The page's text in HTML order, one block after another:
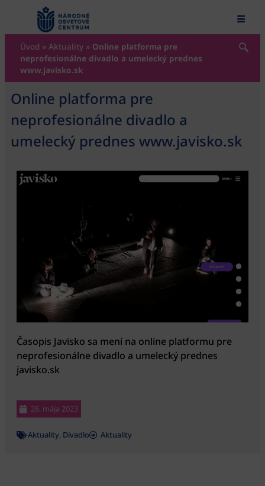
content
Úvod » Aktuality » Online platforma pre
neprofesionálne divadlo a umelecký prednes
www.javisko.sk
Online platforma pre
neprofesionálne divadlo a
umelecký prednes www.javisko.sk
Časopis Javisko sa mení na online platformu pre
neprofesionálne divadlo a umelecký prednes
javisko.sk
26. mája 2023
Aktuality, Divadlo Aktuality